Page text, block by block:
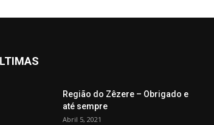
Região do Zêzere – Obrigado e
até sempre
Abril 5, 2021